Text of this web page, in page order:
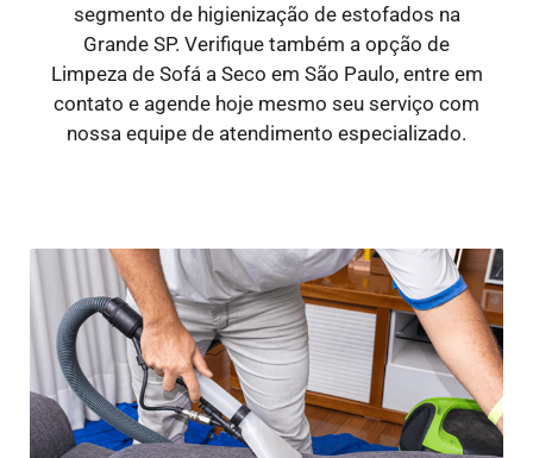
segmento de higienização de estofados na
Grande SP. Verifique também a opção de
Limpeza de Sofá a Seco em São Paulo, entre em
contato e agende hoje mesmo seu serviço com
nossa equipe de atendimento especializado.